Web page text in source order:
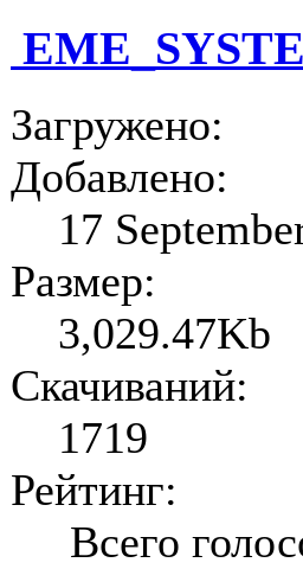
Загружено:
Добавлено:
17
Размер:
3,029.47Kb
Скачиваний:
1719
Рейтинг:
Всего